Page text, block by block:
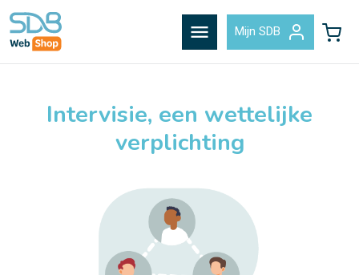
menu Mijn SDB
Intervisie, een wettelijke
verplichting